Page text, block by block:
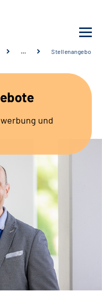
… Stellenangebote
und